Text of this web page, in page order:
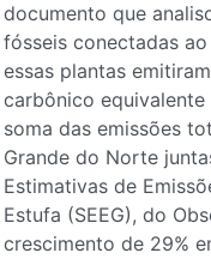
documento que
fósseis conectadas
essas plantas
carbônico equivalente
soma das emissões
Grande do Norte
Estimativas de
Estufa (SEEG), do
crescimento de 29%